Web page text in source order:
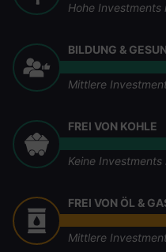
Hohe Investments
BILDUNG &
Mittlere
FREI VON KOHLE
Keine Investments
FREI VON ÖL &
Mittlere